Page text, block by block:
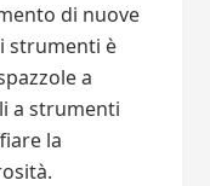
di nuove
strumenti è
a
a strumenti
la